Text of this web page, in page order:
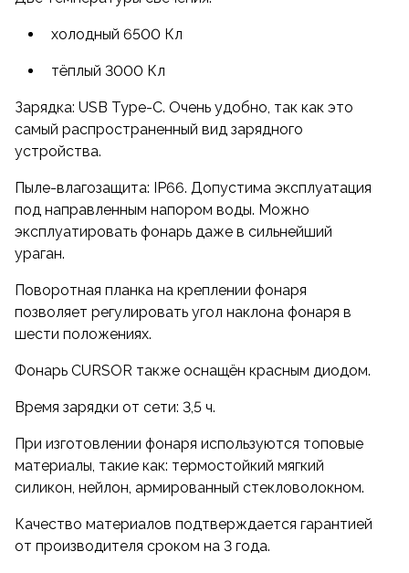
холодный 6500 Кл
тёплый 3000 Кл
Зарядка: USB Type-C. Очень удобно, так как это
самый распространенный вид зарядного
устройства.
Пыле-влагозащита: IP66. Допустима эксплуатация
под направленным напором воды. Можно
эксплуатировать фонарь даже в сильнейший
ураган.
Поворотная планка на креплении фонаря
позволяет регулировать угол наклона фонаря в
шести положениях.
Фонарь CURSOR также оснащён красным диодом.
Время зарядки от сети: 3,5 ч.
При изготовлении фонаря используются топовые
материалы, такие как: термостойкий мягкий
силикон, нейлон, армированный стекловолокном.
Качество материалов подтверждается гарантией
от производителя сроком на 3 года.